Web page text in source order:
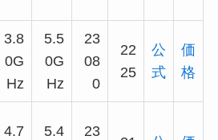
3.8
0G
Hz
5.5
0G
Hz
23
08
0
22
25
公
式
価
格
4.7
5.4
23